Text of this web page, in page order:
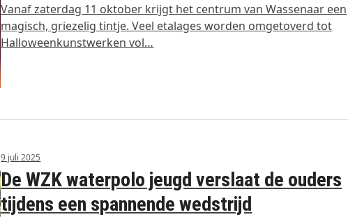
Vanaf zaterdag 11 oktober krijgt het centrum van Wassenaar een
magisch, griezelig tintje. Veel etalages worden omgetoverd tot
Halloweenkunstwerken vol…
9 juli 2025
De WZK waterpolo jeugd verslaat de ouders
tijdens een spannende wedstrijd